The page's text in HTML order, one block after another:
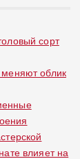
сорт
облик
влияет на